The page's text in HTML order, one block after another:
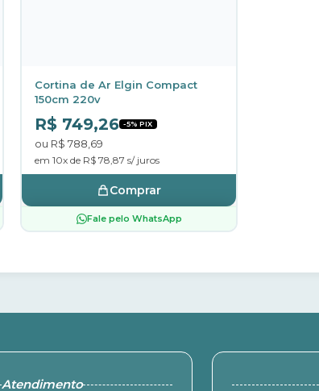
Cortina de Ar Elgin Compact
150cm 220v
R$ 749,26 -5% PIX
ou R$ 788,69
em 10x de R$ 78,87 s/ juros
Comprar
Fale pelo WhatsApp
Atendimento